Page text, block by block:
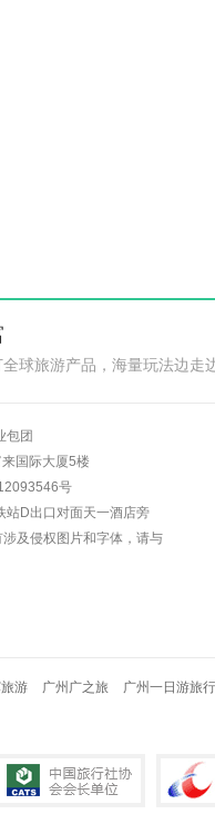
球旅游产品，海量玩法边走
包团
国际大厦5楼
号
站D出口对面天一酒店旁
及侵权图片和字体，请与
游 广州广之旅 广州一日游旅